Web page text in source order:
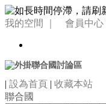
我的空間 ｜ 會員中
| 設為首頁 | 收藏本站
聯合國